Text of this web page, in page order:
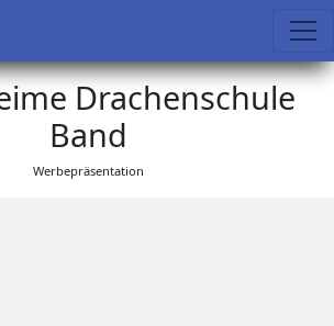
Drachenschule
Band
Werbepräsentation